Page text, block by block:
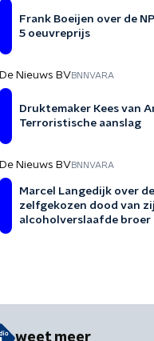
Frank Boeijen over de
5 oeuvreprijs
De Nieuws BVBNNVARA
Druktemaker Kees van
Terroristische aanslag
De Nieuws BVBNNVARA
Marcel Langedijk over de
zelfgekozen dood van
alcoholverslaafde broer
weet meer